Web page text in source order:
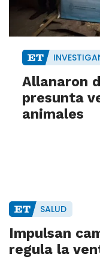
Allanaron
presunta
animales
SALUD
Impulsan
regula la